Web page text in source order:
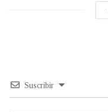
Suscribir